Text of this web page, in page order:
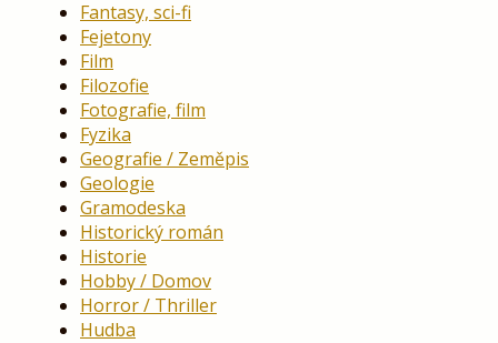
Fantasy, sci-fi
Fejetony
Film
Filozofie
Fotografie, film
Fyzika
Geografie / Zeměpis
Geologie
Gramodeska
Historický román
Historie
Hobby / Domov
Horror / Thriller
Hudba